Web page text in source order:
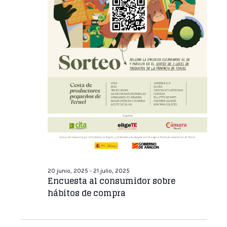
2025
Encuesta al consumidor sobre
hábitos de compra
20 junio, 2025 - 21 julio, 2025